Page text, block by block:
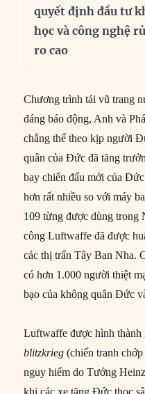
quyết định đầu tư
học và công nghệ
ro cao
Chương trình tái vũ trang
đáng báo động, Anh và
chẳng thể theo kịp người
quân của Đức đã tăng
bay chiến đấu mới của
hơn rất nhiều so với máy
109 từng được dùng trong
công Luftwaffe đã được
các thị trấn Tây Ban Nha.
có hơn 1.000 người thiệt
bạo của không quân Đức
Luftwaffe được hình thành
blitzkrieg (chiến tranh
nguy hiểm do Tướng